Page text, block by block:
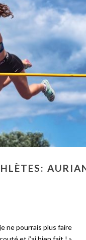
ne pourrais plus faire